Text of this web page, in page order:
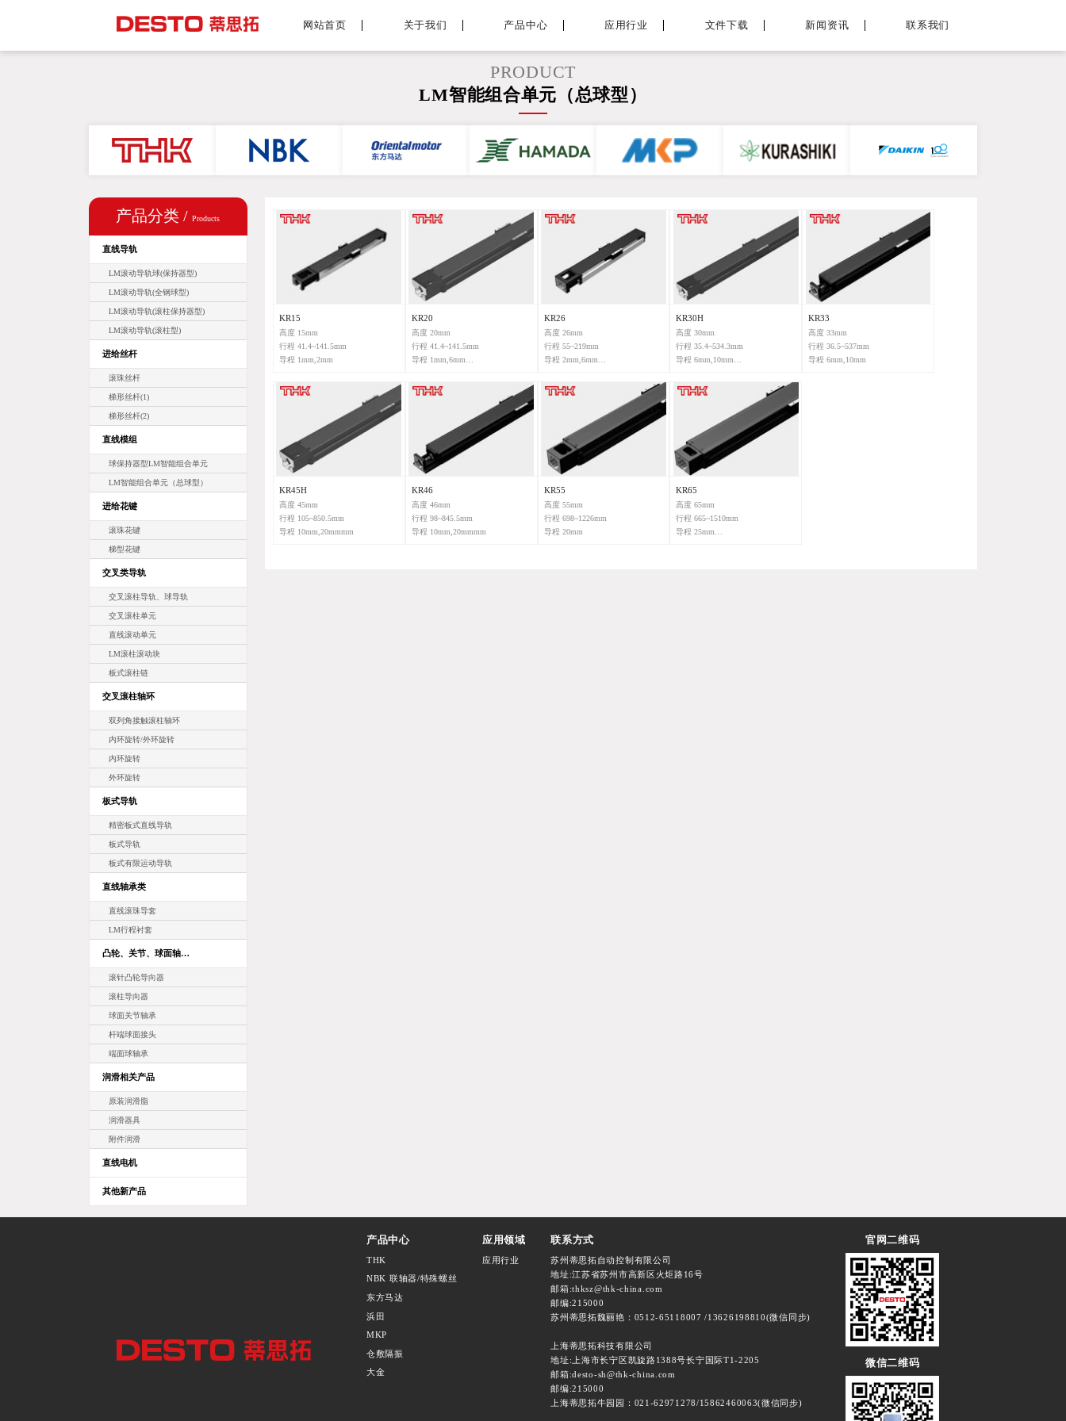
网站首页 关于我们 产品中心 应用行业 文件下载 新闻资讯 联系我们
PRODUCT
LM智能组合单元（总球型）
产品分类 /Products
直线导轨
LM滚动导轨球(保持器型)
LM滚动导轨(全钢球型)
LM滚动导轨(滚柱保持器型)
LM滚动导轨(滚柱型)
进给丝杆
滚珠丝杆
梯形丝杆(1)
梯形丝杆(2)
直线模组
球保持器型LM智能组合单元
LM智能组合单元（总球型）
进给花键
滚珠花键
梯型花键
交叉类导轨
交叉滚柱导轨、球导轨
交叉滚柱单元
直线滚动单元
LM滚柱滚动块
板式滚柱链
交叉滚柱轴环
双列角接触滚柱轴环
内环旋转/外环旋转
内环旋转
外环旋转
板式导轨
精密板式直线导轨
板式导轨
板式有限运动导轨
直线轴承类
直线滚珠导套
LM行程衬套
凸轮、关节、球面轴…
滚针凸轮导向器
滚柱导向器
球面关节轴承
杆端球面接头
端面球轴承
润滑相关产品
原装润滑脂
润滑器具
附件润滑
直线电机
其他新产品
KR15
高度 15mm
行程 41.4~141.5mm
导程 1mm,2mm
KR20
高度 20mm
行程 41.4~141.5mm
导程 1mm,6mm
KR26
高度 26mm
行程 55~219mm
导程 2mm,6mm
KR30H
高度 30mm
行程 35.4~534.3mm
导程 6mm,10mm
KR33
高度 33mm
行程 36.5~537mm
导程 6mm,10mm
KR45H
高度 45mm
行程 105~850.5mm
导程 10mm,20mmmm
KR46
高度 46mm
行程 98~845.5mm
导程 10mm,20mmmm
KR55
高度 55mm
行程 698~1226mm
导程 20mm
KR65
高度 65mm
行程 665~1510mm
导程 25mm
产品中心
THK
NBK 联轴器/特殊螺丝
东方马达
浜田
MKP
仓敷隔振
大金
应用领域
应用行业
联系方式
苏州蒂思拓自动控制有限公司
地址:江苏省苏州市高新区火炬路16号
邮箱:thksz@thk-china.com
邮编:215000
苏州蒂思拓魏丽艳：0512-65118007 /13626198810(微信同步)
上海蒂思拓科技有限公司
地址:上海市长宁区凯旋路1388号长宁国际T1-2205
邮箱:desto-sh@thk-china.com
邮编:215000
上海蒂思拓牛园园：021-62971278/15862460063(微信同步)
官网二维码
微信二维码